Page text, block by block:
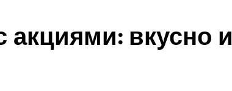
акциями: вкусно и